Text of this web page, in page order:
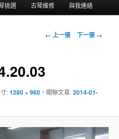
挑選 古琴維修 與我連絡
圖
← 上一張 下一張 →
寸:1280 × 960 ，關聯文章:2014-01-